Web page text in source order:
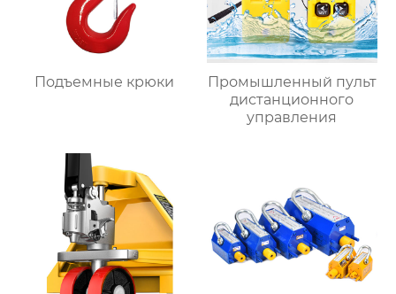
Подъемные крюки
Промышленный пульт
дистанционного
управления